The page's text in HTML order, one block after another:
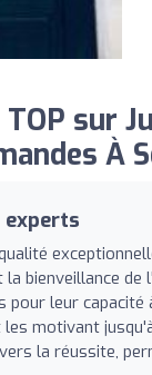
sur
À
experts
bienveillance de
leur
motivant
la réussite,